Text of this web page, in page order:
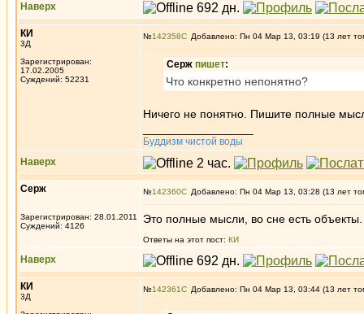
Наверх
КИ
3Д
Зарегистрирован:
17.02.2005
Суждений: 52231
№142358 Добавлено: Пн 04 Мар 13, 03:19 (13 лет
Серж пишет:
Что конкретно непонятно?
Ничего не понятно. Пишите полные
Буддизм чистой воды
Наверх
Серж
Зарегистрирован: 28.01.2011
Суждений: 4126
№142360 Добавлено: Пн 04 Мар 13, 03:28 (13 лет
Это полные мысли, во сне есть
Ответы на этот пост: КИ
Наверх
КИ
3Д
№142361 Добавлено: Пн 04 Мар 13, 03:44 (13 лет